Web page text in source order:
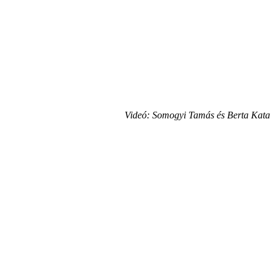
Videó: Somogyi Tamás és Berta Kata